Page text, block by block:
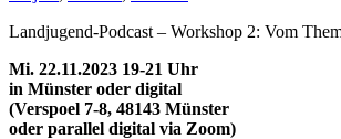
Landjugend-Podcast – Workshop 2: Vom
Mi. 22.11.2023 19-21 Uhr
in Münster oder digital
(Verspoel 7-8, 48143 Münster
oder parallel digital via Zoom)